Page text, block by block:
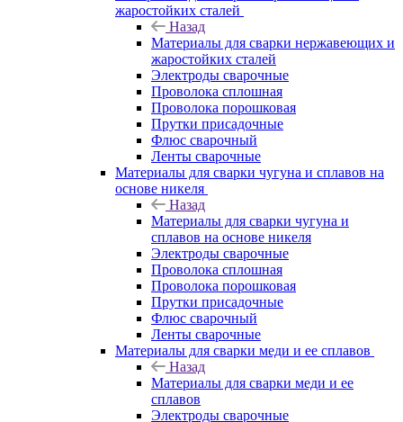
жаростойких сталей
Назад
Материалы для сварки нержавеющих и
жаростойких сталей
Электроды сварочные
Проволока сплошная
Проволока порошковая
Прутки присадочные
Флюс сварочный
Ленты сварочные
Материалы для сварки чугуна и сплавов на
основе никеля
Назад
Материалы для сварки чугуна и
сплавов на основе никеля
Электроды сварочные
Проволока сплошная
Проволока порошковая
Прутки присадочные
Флюс сварочный
Ленты сварочные
Материалы для сварки меди и ее сплавов
Назад
Материалы для сварки меди и ее
сплавов
Электроды сварочные